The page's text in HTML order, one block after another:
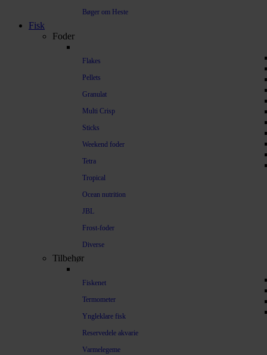
Bøger om Heste
Fisk
Foder
Flakes
Pellets
Granulat
Multi Crisp
Sticks
Weekend foder
Tetra
Tropical
Ocean nutrition
JBL
Frost-foder
Diverse
Tilbehør
Fiskenet
Termometer
Yngleklare fisk
Reservedele akvarie
Varmelegeme